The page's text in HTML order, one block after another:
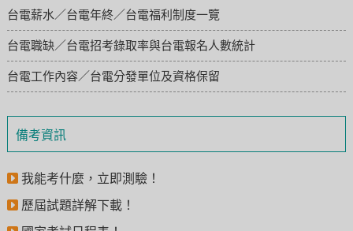
備考資訊
我能考什麼，立即測驗！
歷屆試題詳解下載！
台電薪水／台電年終／台電福利制度一覽
台電職缺／台電招考錄取率與台電報名人數統計
台電工作內容／台電分發單位及資格保留